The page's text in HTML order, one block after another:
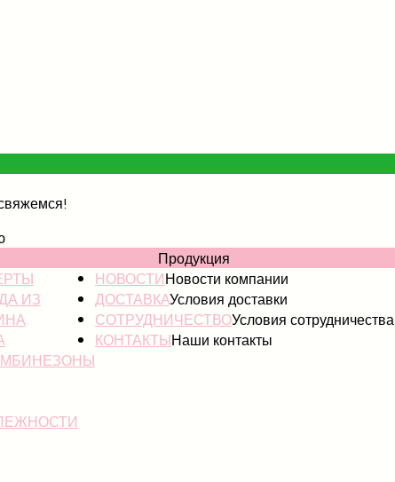
Продукция
ИЗ
НОВОСТИНовости компании
ДОСТАВКАУсловия доставки
СОТРУДНИЧЕСТВОУсловия сотрудничества
КОНТАКТЫНаши контакты